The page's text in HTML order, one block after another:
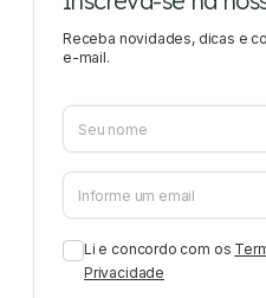
Receba novidades, dicas e
e-mail.
Li e concordo com os
Privacidade